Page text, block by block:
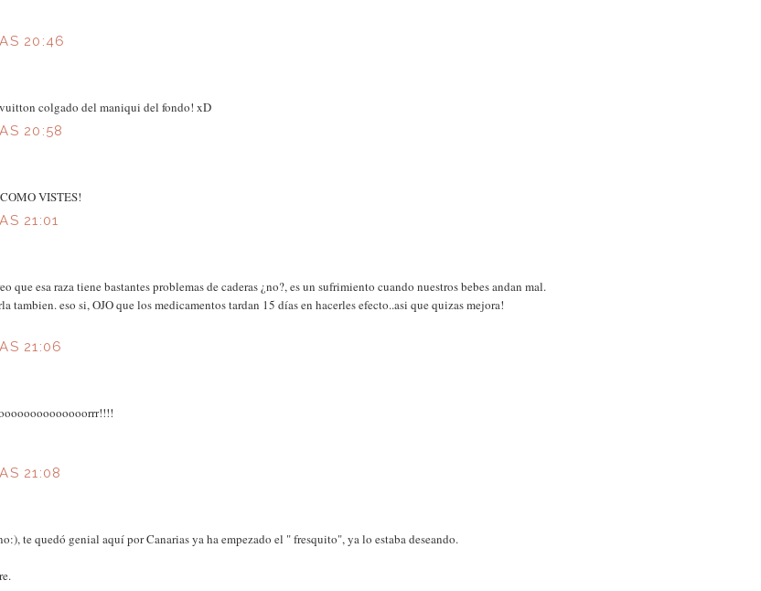
20:46
colgado del maniqui del fondo! xD
20:58
VISTES!
21:01
esa raza tiene bastantes problemas de caderas ¿no?, es un sufrimiento cuando nuestros bebes andan mal.
eso si, OJO que los medicamentos tardan 15 días en hacerles efecto..asi que quizas mejora!
21:06
21:08
te quedó genial aquí por Canarias ya ha empezado el " fresquito", ya lo estaba deseando.